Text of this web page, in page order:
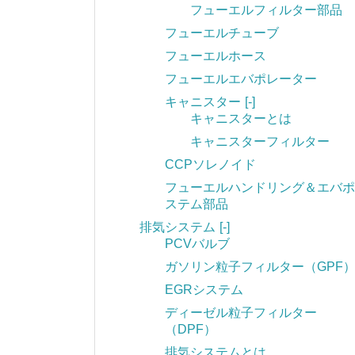
フューエルフィルター部品
フューエルチューブ
フューエルホース
フューエルエバポレーター
キャニスター [-]
キャニスターとは
キャニスターフィルター
CCPソレノイド
フューエルハンドリング＆エバ
ステム部品
排気システム [-]
PCVバルブ
ガソリン粒子フィルター（GPF）
EGRシステム
ディーゼル粒子フィルター
（DPF）